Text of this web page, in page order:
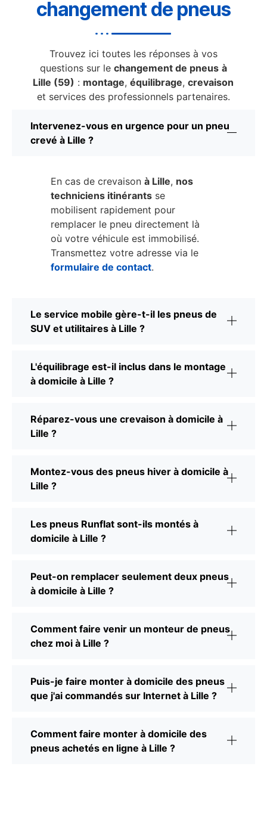
changement de pneus
Trouvez ici toutes les réponses à vos
questions sur le changement de pneus à
Lille (59) : montage,équilibrage,crevaison
et services des professionnels partenaires.
Intervenez-vous en urgence pour un pneu
crevé à Lille ?
En cas de crevaison à Lille, nos
techniciens itinérants se
mobilisent rapidement pour
remplacer le pneu directement là
où votre véhicule est immobilisé.
Transmettez votre adresse via le
formulaire de contact.
Le service mobile gère-t-il les pneus de
SUV et utilitaires à Lille ?
L'équilibrage est-il inclus dans le montage
à domicile à Lille ?
Réparez-vous une crevaison à domicile à
Lille ?
Montez-vous des pneus hiver à domicile à
Lille ?
Les pneus Runflat sont-ils montés à
domicile à Lille ?
Peut-on remplacer seulement deux pneus
à domicile à Lille ?
Comment faire venir un monteur de pneus
chez moi à Lille ?
Puis-je faire monter à domicile des pneus
que j'ai commandés sur Internet à Lille ?
Comment faire monter à domicile des
pneus achetés en ligne à Lille ?